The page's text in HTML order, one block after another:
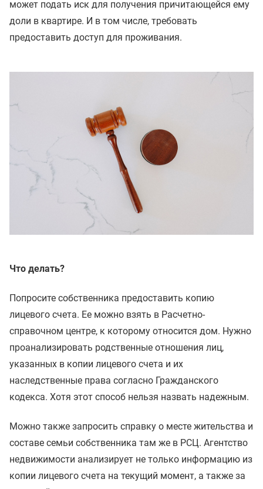
может подать иск для получения причитающейся ему
доли в квартире. И в том числе, требовать
предоставить доступ для проживания.
Что делать?
Попросите собственника предоставить копию
лицевого счета. Ее можно взять в Расчетно-
справочном центре, к которому относится дом. Нужно
проанализировать родственные отношения лиц,
указанных в копии лицевого счета и их
наследственные права согласно Гражданского
кодекса. Хотя этот способ нельзя назвать надежным.
Можно также запросить справку о месте жительства и
составе семьи собственника там же в РСЦ. Агентство
недвижимости анализирует не только информацию из
копии лицевого счета на текущий момент, а также за